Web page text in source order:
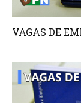
VAGAS DE